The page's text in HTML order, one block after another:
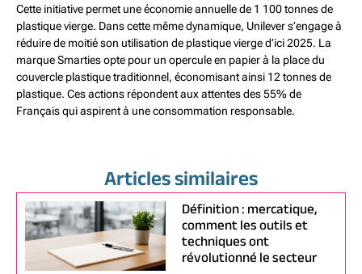
Cette initiative permet une économie annuelle de 1 100 tonnes de
plastique vierge. Dans cette même dynamique, Unilever s’engage à
réduire de moitié son utilisation de plastique vierge d’ici 2025. La
marque Smarties opte pour un opercule en papier à la place du
couvercle plastique traditionnel, économisant ainsi 12 tonnes de
plastique. Ces actions répondent aux attentes des 55% de
Français qui aspirent à une consommation responsable.
Articles similaires
Définition : mercatique,
comment les outils et
techniques ont
révolutionné le secteur